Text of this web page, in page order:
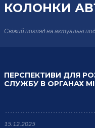
КОЛОНКИ
Свіжий погляд на актуальні
ПЕРСПЕКТИВИ ДЛЯ
СЛУЖБУ В ОРГАНАХ
15.12.2025